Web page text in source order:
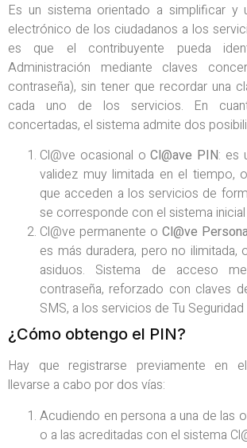
Es un sistema orientado a simplificar y
electrónico de los ciudadanos a los
es que el contribuyente pueda
Administración mediante claves
contraseña), sin tener que recordar una
cada uno de los servicios. En
concertadas, el sistema admite dos
Cl@ve ocasional oCl@ave PIN: es
validez muy limitada en el tiempo,
que acceden a los servicios de
se corresponde con el sistema
Cl@ve permanente o Cl@ve
es más duradera, pero no ilimitada,
asiduos. Sistema de acceso
contraseña, reforzado con claves
SMS, a los servicios de Tu Seguridad
¿Cómo obtengo el PIN?
Hay que registrarse previamente en
llevarse a cabo por dos vías:
Acudiendo en persona a una de las
o a las acreditadas con el sistema